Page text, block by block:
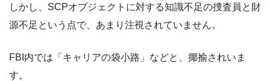
しかし、SCPオブジェクトに対する知識不足の捜査員と財
源不足という点で、あまり注視されていません。
FBI内では「キャリアの袋小路」などと、揶揄されいま
す。